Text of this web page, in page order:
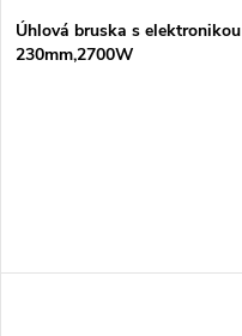
Úhlová bruska s elektronikou
230mm,2700W